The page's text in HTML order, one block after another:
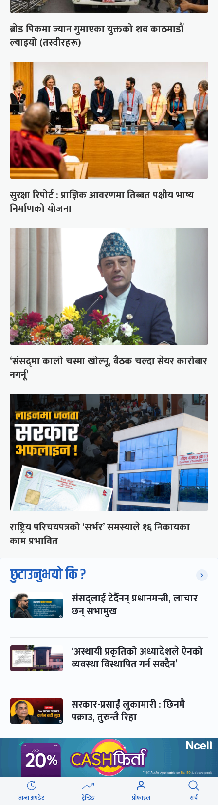
ब्रोड पिकमा ज्यान गुमाएका युक्तको शव काठमाडौं
ल्याइयो (तस्वीरहरू)
सुरक्षा रिपोर्ट : प्राज्ञिक आवरणमा तिब्बत पक्षीय भाष्य
निर्माणको योजना
‘संसद्‍मा कालो चस्मा खोल्नू, बैठक चल्दा सेयर कारोबार
नगर्नू’
राष्ट्रिय परिचयपत्रको ‘सर्भर’ समस्याले १६ निकायका
काम प्रभावित
छुटाउनुभयो कि ?
संसद्लाई टेर्दैनन् प्रधानमन्त्री, लाचार
छन् सभामुख
‘अस्थायी प्रकृतिको अध्यादेशले ऐनको
व्यवस्था विस्थापित गर्न सक्दैन’
सरकार-प्रसाईं लुकामारी : छिनमै
पक्राउ, तुरुन्तै रिहा
‘कामचलाउ’ नेतृत्वले थलियो स्वास्थ्य
क्षेत्र
ताजा अपडेट ट्रेन्डिङ प्रोफाइल सर्च